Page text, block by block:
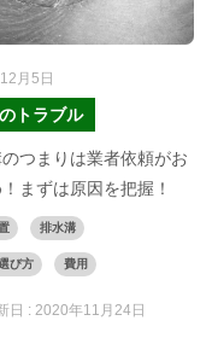
月5日
トラブル
つまりは業者依頼がお
まずは原因を把握！
排水溝
び方 費用
日 :2020年11月24日